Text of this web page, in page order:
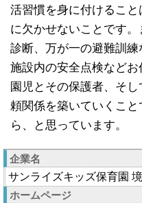
活習慣を身に付けるこ
に欠かせないことです
診断、万が一の避難訓練
施設内の安全点検などお
園児とその保護者、そ
頼関係を築いていくこ
ら、と思っています。
企業名
サンライズキッズ保育園
ホームページ